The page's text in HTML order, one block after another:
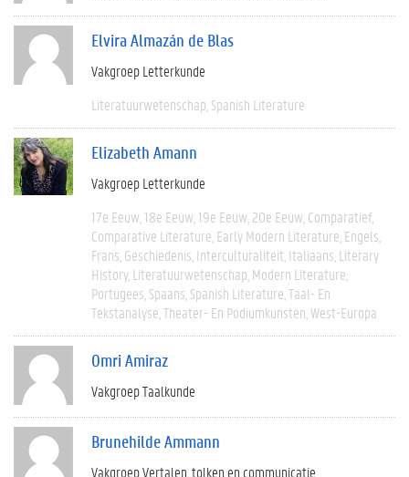
Elvira Almazán de Blas
Vakgroep Letterkunde
Literatuurwetenschap Spanish Literature
Elizabeth Amann
Vakgroep Letterkunde
17e Eeuw 18e Eeuw 19e Eeuw 20e Eeuw Comparatief
Comparative Literature Early Modern Literature Engels
Frans Geschiedenis Interculturaliteit Italiaans Literary
History Literatuurwetenschap Modern Literature
Portugees Spaans Spanish Literature Taal- En
Tekstanalyse Theater- En Podiumkunsten West-Europa
Omri Amiraz
Vakgroep Taalkunde
Brunehilde Ammann
Vakgroep Vertalen, tolken en communicatie